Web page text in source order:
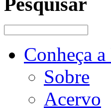
Conheça
Sobre
Acervo